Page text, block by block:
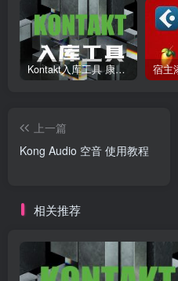
Kontakt入库工具 康泰克入库教程
上一篇
Kong Audio 空音 使用教程
相关推荐